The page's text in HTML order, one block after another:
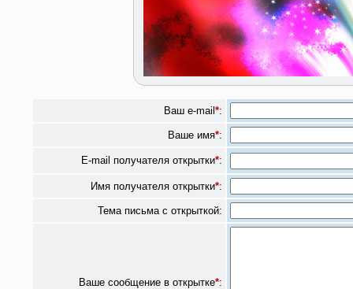
Ваш e-mail *:
Ваше имя*:
E-mail получателя открытки*:
Имя получателя открытки*:
Тема письма с открыткой:
Ваше сообщение в открытке*: